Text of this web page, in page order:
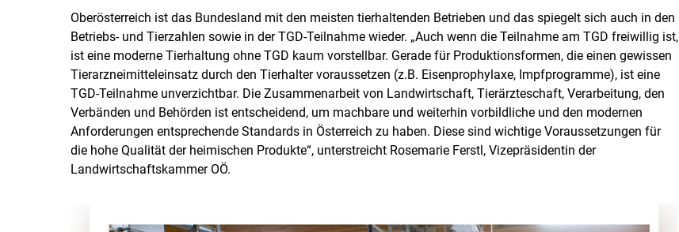
Skip to main content
Oberösterreich ist das Bundesland mit den meisten tierhaltenden Betrieben und das spiegelt sich auch in den
Betriebs- und Tierzahlen sowie in der TGD-Teilnahme wieder. „Auch wenn die Teilnahme am TGD freiwillig ist,
ist eine moderne Tierhaltung ohne TGD kaum vorstellbar. Gerade für Produktionsformen, die einen gewissen
Tierarzneimitteleinsatz durch den Tierhalter voraussetzen (z.B. Eisenprophylaxe, Impfprogramme), ist eine
TGD-Teilnahme unverzichtbar. Die Zusammenarbeit von Landwirtschaft, Tierärzteschaft, Verarbeitung, den
Verbänden und Behörden ist entscheidend, um machbare und weiterhin vorbildliche und den modernen
Anforderungen entsprechende Standards in Österreich zu haben. Diese sind wichtige Voraussetzungen für
die hohe Qualität der heimischen Produkte“, unterstreicht Rosemarie Ferstl, Vizepräsidentin der
Landwirtschaftskammer OÖ.